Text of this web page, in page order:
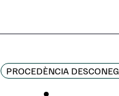
PROCEDÈNCIA